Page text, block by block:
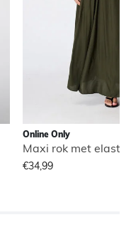
Online Only
Maxi rok met
€34,99